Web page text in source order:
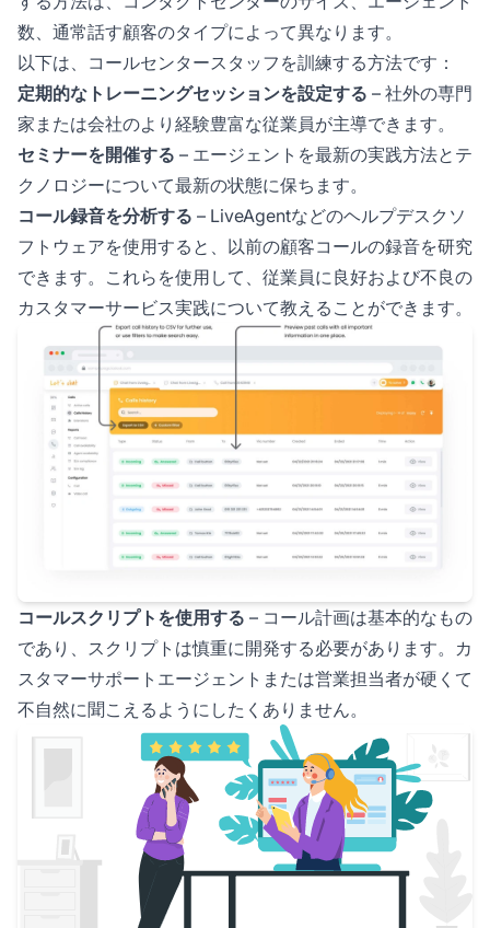
数、通常話す顧客のタイプによって異なります。
以下は、コールセンタースタッフを訓練する方法です：
定期的なトレーニングセッションを設定する – 社外の専門
家または会社のより経験豊富な従業員が主導できます。
セミナーを開催する – エージェントを最新の実践方法とテ
クノロジーについて最新の状態に保ちます。
コール録音を分析する – LiveAgentなどのヘルプデスクソ
フトウェアを使用すると、以前の顧客コールの録音を研究
できます。これらを使用して、従業員に良好および不良の
カスタマーサービス実践について教えることができます。
コールスクリプトを使用する – コール計画は基本的なもの
であり、スクリプトは慎重に開発する必要があります。カ
スタマーサポートエージェントまたは営業担当者が硬くて
不自然に聞こえるようにしたくありません。